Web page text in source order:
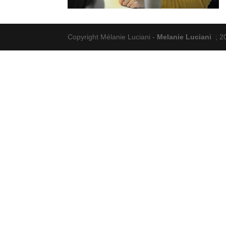
Copyright Mélanie Luciani - Melanie Luciani ;